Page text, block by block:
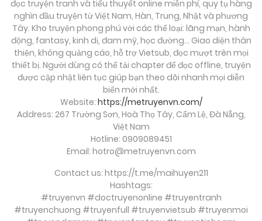
đọc truyện tranh và tiểu thuyết online miễn phí, quy tụ hàng
nghìn đầu truyện từ Việt Nam, Hàn, Trung, Nhật và phương
Tây. Kho truyện phong phú với các thể loại: lãng mạn, hành
động, fantasy, kinh dị, đam mỹ, học đường… Giao diện thân
thiện, không quảng cáo, hỗ trợ Vietsub, đọc mượt trên mọi
thiết bị. Người dùng có thể tải chapter để đọc offline, truyện
được cập nhật liên tục giúp bạn theo dõi nhanh mọi diễn
biến mới nhất.
Website: https://metruyenvn.com/
Address: 267 Trường Sơn, Hoà Thọ Tây, Cẩm Lệ, Đà Nẵng,
Việt Nam
Hotline: 0909089451
Email: hotro@metruyenvn.com
Contact us: https://t.me/maihuyen211
Hashtags:
#truyenvn #doctruyenonline #truyentranh
#truyenchuong #truyenfull #truyenvietsub #truyenmoi